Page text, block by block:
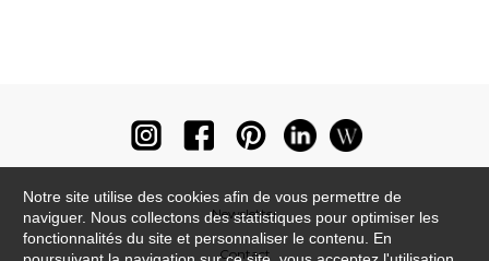
Newsletter
Contact
Notre site utilise des cookies afin de vous permettre de
naviguer. Nous collectons des statistiques pour optimiser les
fonctionnalités du site et personnaliser le contenu. En